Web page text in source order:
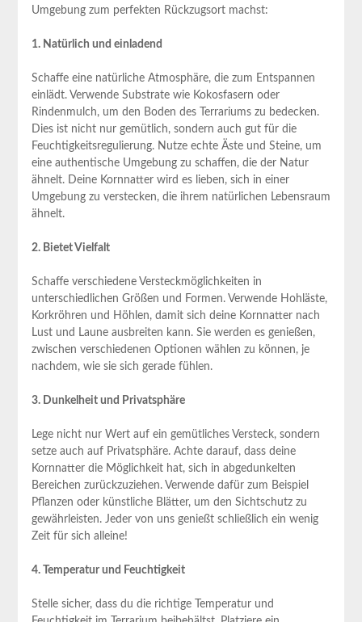
Umgebung zum perfekten Rückzugsort machst:
1. Natürlich und einladend
Schaffe eine natürliche Atmosphäre, die zum Entspannen
einlädt. Verwende Substrate wie Kokosfasern oder
Rindenmulch, um den Boden des Terrariums zu bedecken.
Dies ist nicht nur gemütlich, sondern auch gut für die
Feuchtigkeitsregulierung. Nutze echte Äste und Steine, um
eine authentische Umgebung zu schaffen, die der Natur
ähnelt. Deine Kornnatter wird es lieben, sich in einer
Umgebung zu verstecken, die ihrem natürlichen Lebensraum
ähnelt.
2. Bietet Vielfalt
Schaffe verschiedene Versteckmöglichkeiten in
unterschiedlichen Größen und Formen. Verwende Hohläste,
Korkröhren und Höhlen, damit sich deine Kornnatter nach
Lust und Laune ausbreiten kann. Sie werden es genießen,
zwischen verschiedenen Optionen wählen zu können, je
nachdem, wie sie sich gerade fühlen.
3. Dunkelheit und Privatsphäre
Lege nicht nur Wert auf ein gemütliches Versteck, sondern
setze auch auf Privatsphäre. Achte darauf, dass deine
Kornnatter die Möglichkeit hat, sich in abgedunkelten
Bereichen zurückzuziehen. Verwende dafür zum Beispiel
Pflanzen oder künstliche Blätter, um den Sichtschutz zu
gewährleisten. Jeder von uns genießt schließlich ein wenig
Zeit für sich alleine!
4. Temperatur und Feuchtigkeit
Stelle sicher, dass du die richtige Temperatur und